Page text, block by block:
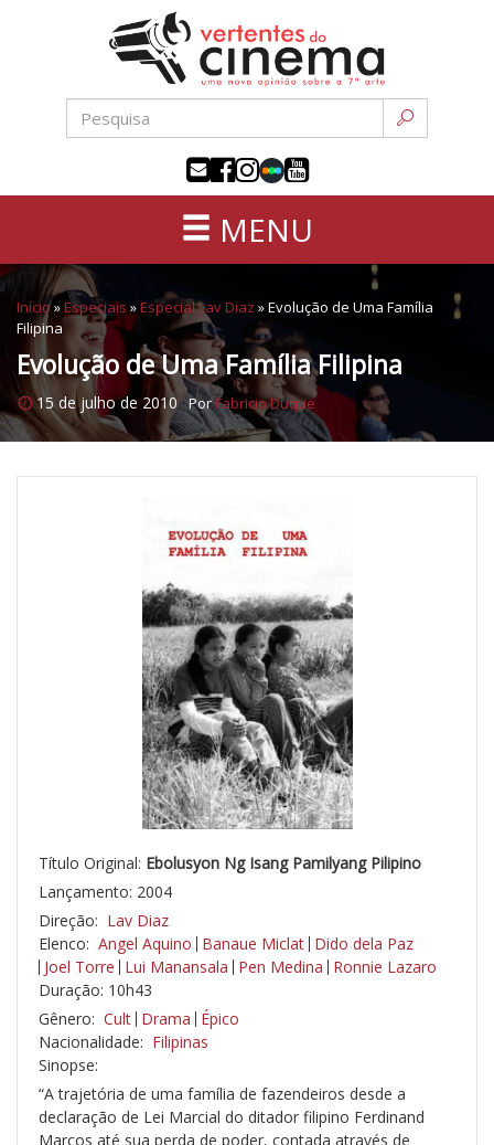
conteúdo
sétima
MENU
Início»Especiais»Especial Lav Diaz »Evolução de Uma Família
Filipina
Evolução de Uma Família Filipina
15 de julho de 2010 PorFabricio Duque
Título Original: Ebolusyon Ng Isang Pamilyang Pilipino
Lançamento: 2004
Direção: Lav Diaz
Elenco: Angel Aquino Banaue Miclat Dido dela Paz
Joel Torre Lui Manansala Pen Medina Ronnie Lazaro
Duração: 10h43
Gênero: Cult Drama Épico
Nacionalidade: Filipinas
Sinopse:
“A trajetória de uma família de fazendeiros desde a
declaração de Lei Marcial do ditador filipino Ferdinand
Marcos até sua perda de poder, contada através de